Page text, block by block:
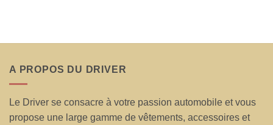
A PROPOS DU DRIVER
Le Driver se consacre à votre passion automobile et vous
propose une large gamme de vêtements, accessoires et